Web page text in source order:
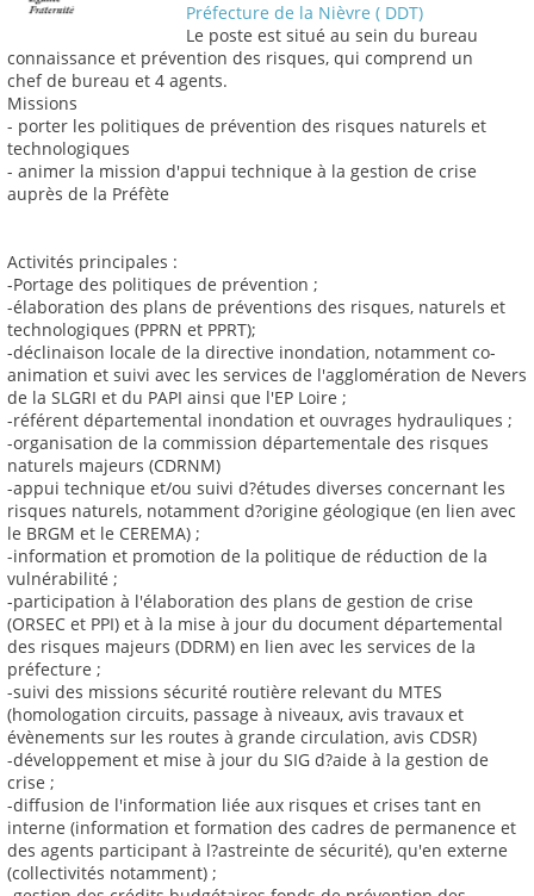
Préfecture de la Nièvre ( DDT)
Le poste est situé au sein du bureau
connaissance et prévention des risques, qui comprend un
chef de bureau et 4 agents.
Missions
- porter les politiques de prévention des risques naturels et
technologiques
- animer la mission d'appui technique à la gestion de crise
auprès de la Préfète
Activités principales :
-Portage des politiques de prévention ;
-élaboration des plans de préventions des risques, naturels et
technologiques (PPRN et PPRT);
-déclinaison locale de la directive inondation, notamment co-
animation et suivi avec les services de l'agglomération de Nevers
de la SLGRI et du PAPI ainsi que l'EP Loire ;
-référent départemental inondation et ouvrages hydrauliques ;
-organisation de la commission départementale des risques
naturels majeurs (CDRNM)
-appui technique et/ou suivi d?études diverses concernant les
risques naturels, notamment d?origine géologique (en lien avec
le BRGM et le CEREMA) ;
-information et promotion de la politique de réduction de la
vulnérabilité ;
-participation à l'élaboration des plans de gestion de crise
(ORSEC et PPI) et à la mise à jour du document départemental
des risques majeurs (DDRM) en lien avec les services de la
préfecture ;
-suivi des missions sécurité routière relevant du MTES
(homologation circuits, passage à niveaux, avis travaux et
évènements sur les routes à grande circulation, avis CDSR)
-développement et mise à jour du SIG d?aide à la gestion de
crise ;
-diffusion de l'information liée aux risques et crises tant en
interne (information et formation des cadres de permanence et
des agents participant à l?astreinte de sécurité), qu'en externe
(collectivités notamment) ;